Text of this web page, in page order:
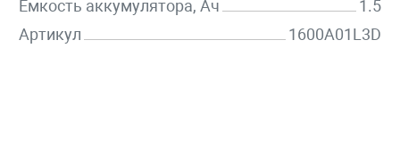
Емкость аккумулятора, Ач
1.5
Артикул
1600A01L3D